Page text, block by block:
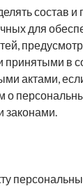
состав и
для
в
актами,
о
законами.